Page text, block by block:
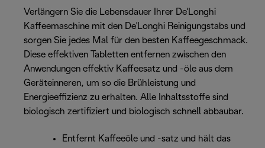
Verlängern Sie die Lebensdauer Ihrer De'Longhi
Kaffeemaschine mit den De'Longhi Reinigungstabs und
sorgen Sie jedes Mal für den besten Kaffeegeschmack.
Diese effektiven Tabletten entfernen zwischen den
Anwendungen effektiv Kaffeesatz und -öle aus dem
Geräteinneren, um so die Brühleistung und
Energieeffizienz zu erhalten. Alle Inhaltsstoffe sind
biologisch zertifiziert und biologisch schnell abbaubar.
Entfernt Kaffeeöle und -satz und hält das